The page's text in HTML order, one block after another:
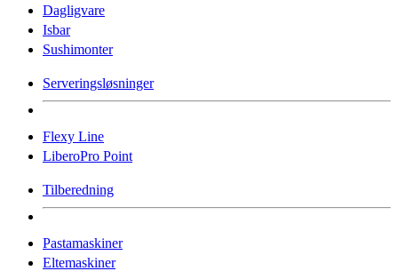
Dagligvare
Isbar
Sushimonter
Serveringsløsninger
Flexy Line
LiberoPro Point
Tilberedning
Pastamaskiner
Eltemaskiner